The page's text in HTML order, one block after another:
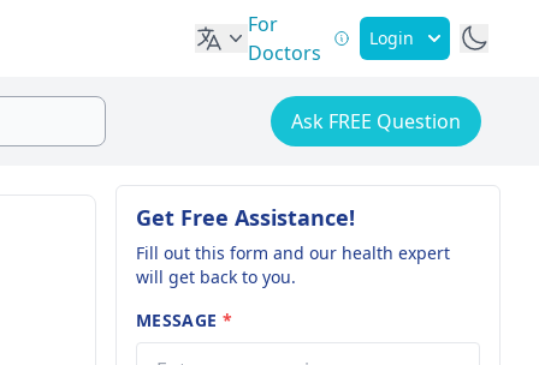
For
Doctors
Login
Ask FREE Question
Get Free Assistance!
Fill out this form and our health expert
will get back to you.
MESSAGE *